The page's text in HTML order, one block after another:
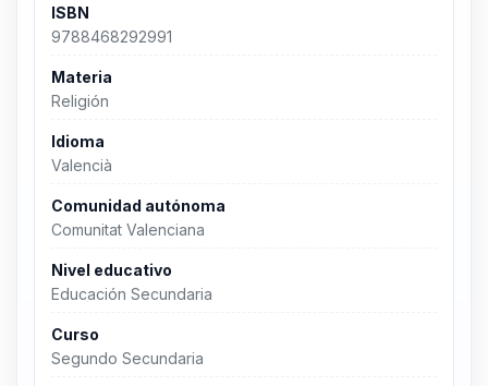
ISBN
9788468292991
Materia
Religión
Idioma
Valencià
Comunidad autónoma
Comunitat Valenciana
Nivel educativo
Educación Secundaria
Curso
Segundo Secundaria